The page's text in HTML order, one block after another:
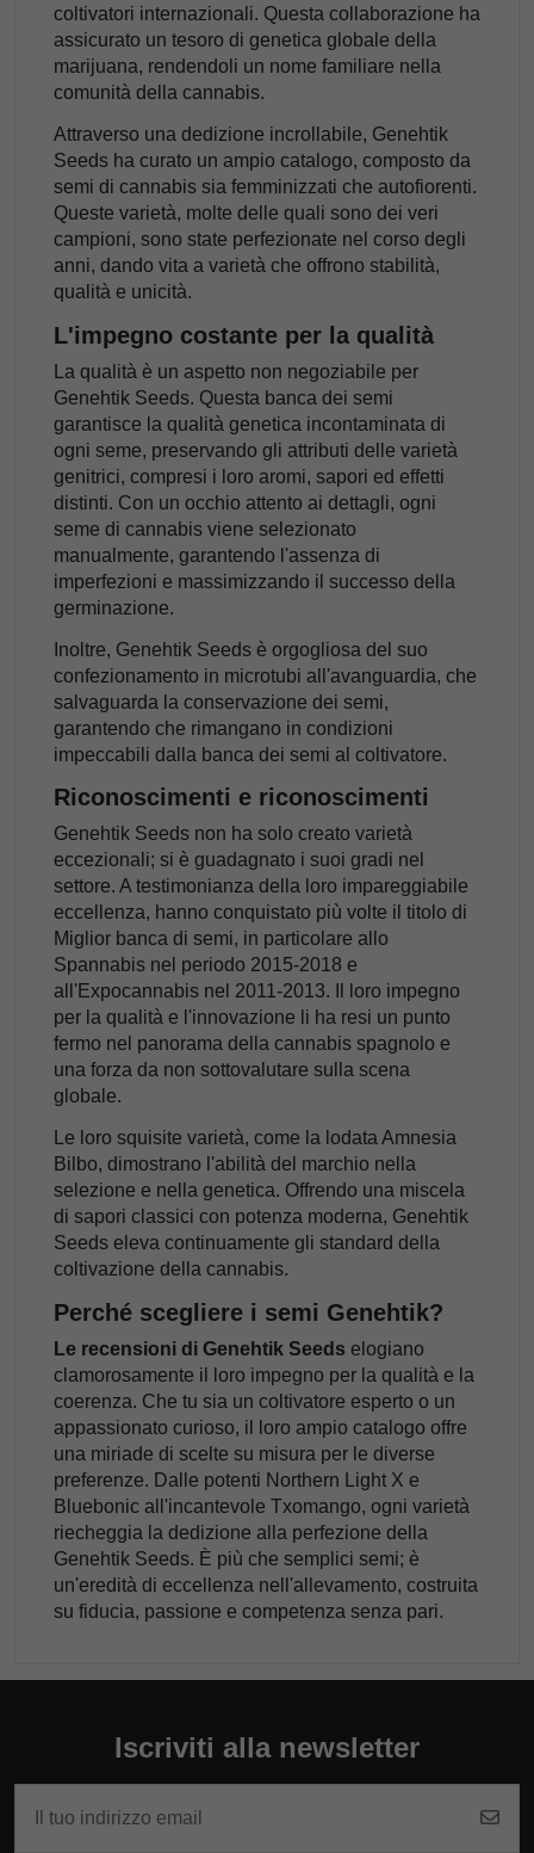
coltivatori internazionali. Questa collaborazione ha
assicurato un tesoro di genetica globale della
marijuana, rendendoli un nome familiare nella
comunità della cannabis.
Attraverso una dedizione incrollabile, Genehtik
Seeds ha curato un ampio catalogo, composto da
semi di cannabis sia femminizzati che autofiorenti.
Queste varietà, molte delle quali sono dei veri
campioni, sono state perfezionate nel corso degli
anni, dando vita a varietà che offrono stabilità,
qualità e unicità.
L'impegno costante per la qualità
La qualità è un aspetto non negoziabile per
Genehtik Seeds. Questa banca dei semi
garantisce la qualità genetica incontaminata di
ogni seme, preservando gli attributi delle varietà
genitrici, compresi i loro aromi, sapori ed effetti
distinti. Con un occhio attento ai dettagli, ogni
seme di cannabis viene selezionato
manualmente, garantendo l'assenza di
imperfezioni e massimizzando il successo della
germinazione.
Inoltre, Genehtik Seeds è orgogliosa del suo
confezionamento in microtubi all'avanguardia, che
salvaguarda la conservazione dei semi,
garantendo che rimangano in condizioni
impeccabili dalla banca dei semi al coltivatore.
Riconoscimenti e riconoscimenti
Genehtik Seeds non ha solo creato varietà
eccezionali; si è guadagnato i suoi gradi nel
settore. A testimonianza della loro impareggiabile
eccellenza, hanno conquistato più volte il titolo di
Miglior banca di semi, in particolare allo
Spannabis nel periodo 2015-2018 e
all'Expocannabis nel 2011-2013. Il loro impegno
per la qualità e l'innovazione li ha resi un punto
fermo nel panorama della cannabis spagnolo e
una forza da non sottovalutare sulla scena
globale.
Le loro squisite varietà, come la lodata Amnesia
Bilbo, dimostrano l'abilità del marchio nella
selezione e nella genetica. Offrendo una miscela
di sapori classici con potenza moderna, Genehtik
Seeds eleva continuamente gli standard della
coltivazione della cannabis.
Perché scegliere i semi Genehtik?
Le recensioni di Genehtik Seeds elogiano
clamorosamente il loro impegno per la qualità e la
coerenza. Che tu sia un coltivatore esperto o un
appassionato curioso, il loro ampio catalogo offre
una miriade di scelte su misura per le diverse
preferenze. Dalle potenti Northern Light X e
Bluebonic all'incantevole Txomango, ogni varietà
riecheggia la dedizione alla perfezione della
Genehtik Seeds. È più che semplici semi; è
un'eredità di eccellenza nell'allevamento, costruita
su fiducia, passione e competenza senza pari.
Iscriviti alla newsletter